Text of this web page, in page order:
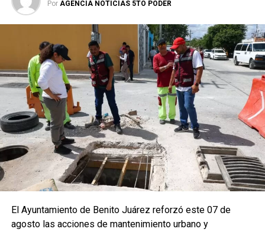
Por AGENCIA NOTICIAS 5TO PODER
El Ayuntamiento de Benito Juárez reforzó este 07 de
agosto las acciones de mantenimiento urbano y